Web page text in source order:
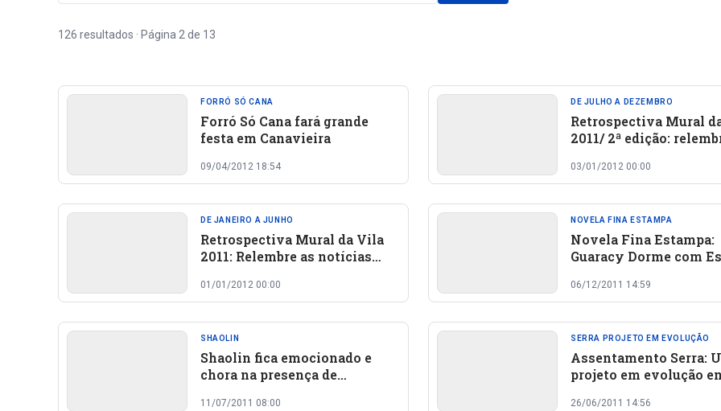
126 resultados · Página 2 de 13
FORRÓ SÓ CANA
Forró Só Cana fará grande
festa em Canavieira
09/04/2012 18:54
DE JULHO A DEZEMBRO
Retrospectiva Mural
2011/ 2ª edição:
região
03/01/2012 00:00
DE JANEIRO A JUNHO
Retrospectiva Mural da Vila
2011: Relembre as notícias
Oeiras e região
01/01/2012 00:00
NOVELA FINA ESTAMPA
Novela Fina Estampa:
Guaracy Dorme com
06/12/2011 14:59
SHAOLIN
Shaolin fica emocionado e
chora na presença de
11/07/2011 08:00
SERRA PROJETO EM EVOLUÇÃO
Assentamento Serra:
projeto em evolução
26/06/2011 14:56